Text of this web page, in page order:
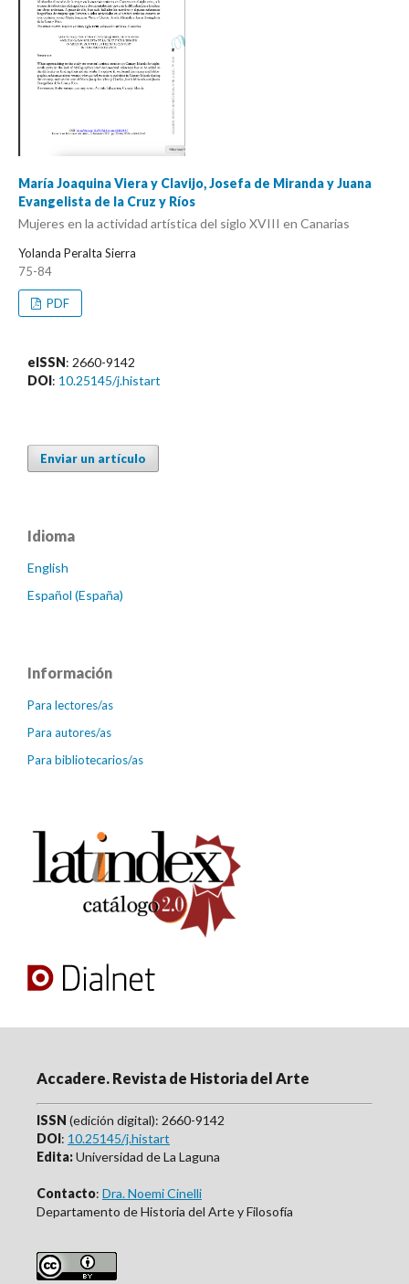
María Joaquina Viera y Clavijo, Josefa de Miranda y Juana
Evangelista de la Cruz y Ríos
Mujeres en la actividad artística del siglo XVIII en Canarias
Yolanda Peralta Sierra
75-84
PDF
eISSN: 2660-9142
DOI: 10.25145/j.histart
Enviar un artículo
Idioma
English
Español (España)
Información
Para lectores/as
Para autores/as
Para bibliotecarios/as
Accadere. Revista de Historia del Arte
ISSN (edición digital): 2660-9142
DOI: 10.25145/j.histart
Edita:Universidad de La Laguna
Contacto: Dra. Noemi Cinelli
Departamento de Historia del Arte y Filosofía